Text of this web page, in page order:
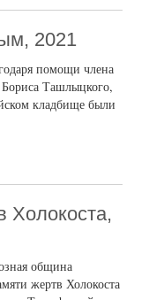
2021
помощи члена
Ташлыцкого,
кладбище были
Холокоста,
община
жертв Холокоста